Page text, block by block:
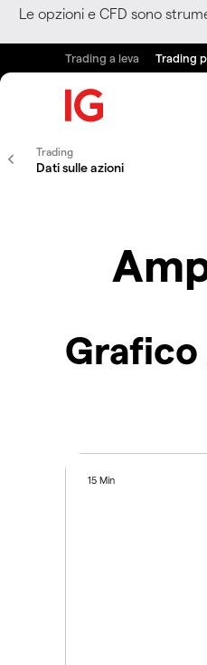
Le opzioni e CFD sono
Trading a leva Trading
Trading
Dati sulle azioni
Grafico
15 Min